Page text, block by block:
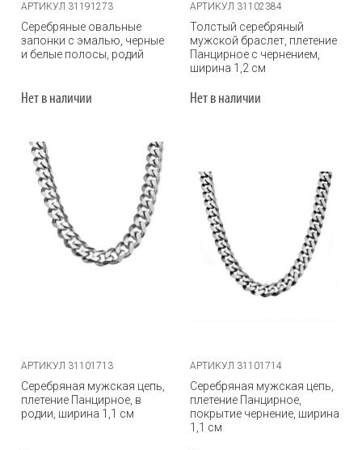
АРТИКУЛ 31191273
Серебряные овальные
запонки с эмалью, черные
и белые полосы, родий
Нет в наличии
АРТИКУЛ 31102384
Толстый серебряный
мужской браслет, плетение
Панцирное с чернением,
ширина 1,2 см
Нет в наличии
АРТИКУЛ 31101713
Серебряная мужская цепь,
плетение Панцирное, в
родии, ширина 1,1 см
АРТИКУЛ 31101714
Серебряная мужская цепь,
плетение Панцирное,
покрытие чернение, ширина
1,1 см